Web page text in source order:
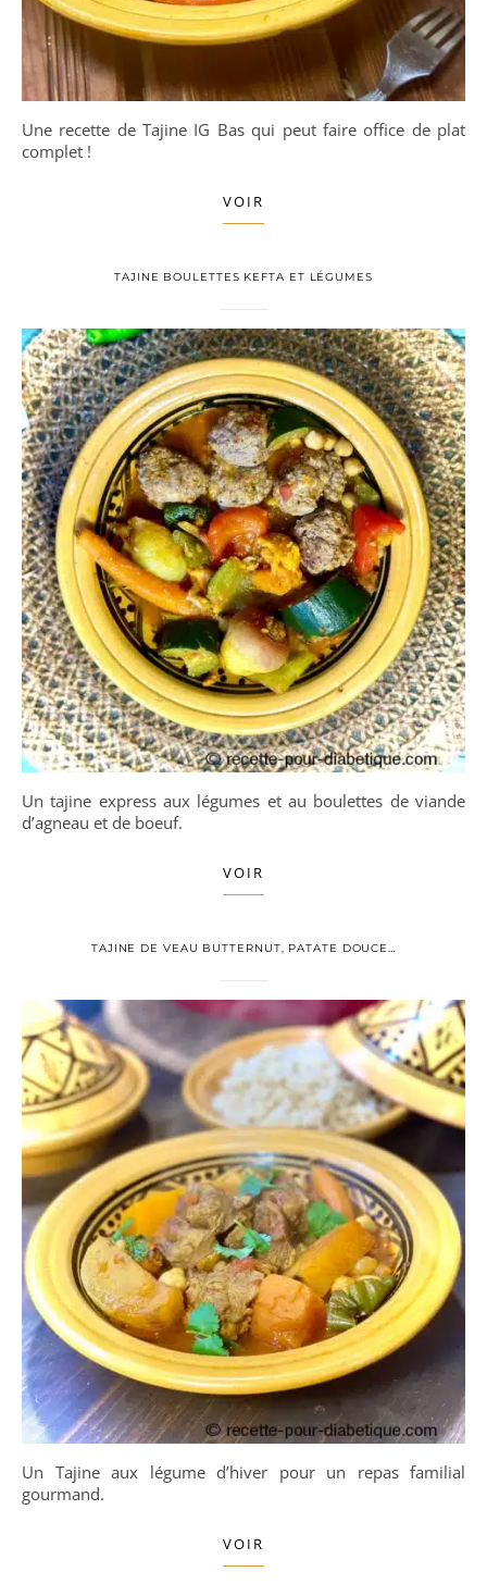
Une recette de Tajine IG Bas qui peut faire office de plat
complet !
VOIR
TAJINE BOULETTES KEFTA ET LÉGUMES
Un tajine express aux légumes et au boulettes de viande
d’agneau et de boeuf.
VOIR
TAJINE DE VEAU BUTTERNUT, PATATE DOUCE…
Un Tajine aux légume d’hiver pour un repas familial
gourmand.
VOIR